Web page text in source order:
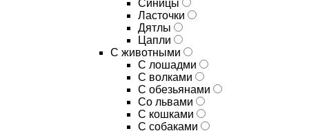
Синицы
Ласточки
Дятлы
Цапли
С животными
С лошадми
С волками
С обезьянами
Со львами
С кошками
С собаками